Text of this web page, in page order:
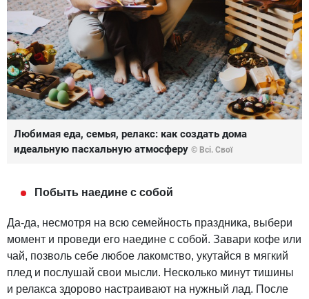
Любимая еда, семья, релакс: как создать дома
идеальную пасхальную атмосферу © Всі. Свої
Побыть наедине с собой
Да-да, несмотря на всю семейность праздника, выбери
момент и проведи его наедине с собой. Завари кофе или
чай, позволь себе любое лакомство, укутайся в мягкий
плед и послушай свои мысли. Несколько минут тишины
и релакса здорово настраивают на нужный лад. После